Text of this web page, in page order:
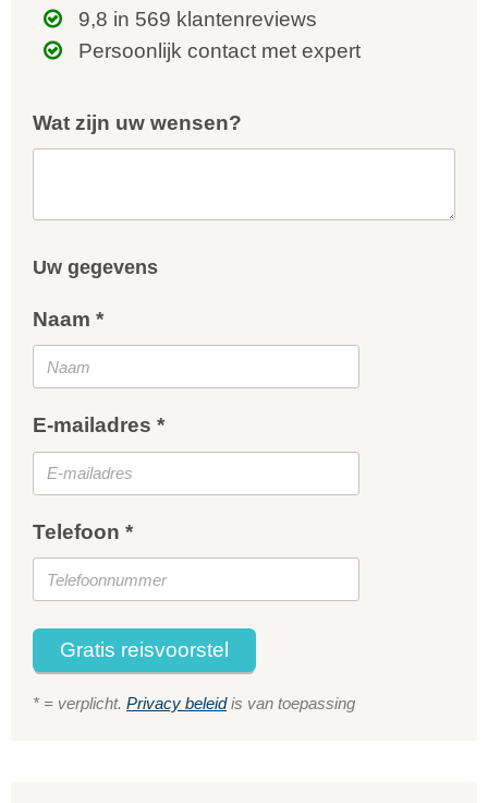
9,8 in 569 klantenreviews
Persoonlijk contact met expert
Wat zijn uw wensen?
Uw gegevens
Naam *
E-mailadres *
Telefoon *
Gratis reisvoorstel
* = verplicht. Privacy beleidis van toepassing